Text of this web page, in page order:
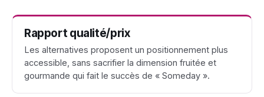
Rapport qualité/prix
Les alternatives proposent un positionnement plus
accessible, sans sacrifier la dimension fruitée et
gourmande qui fait le succès de « Someday ».